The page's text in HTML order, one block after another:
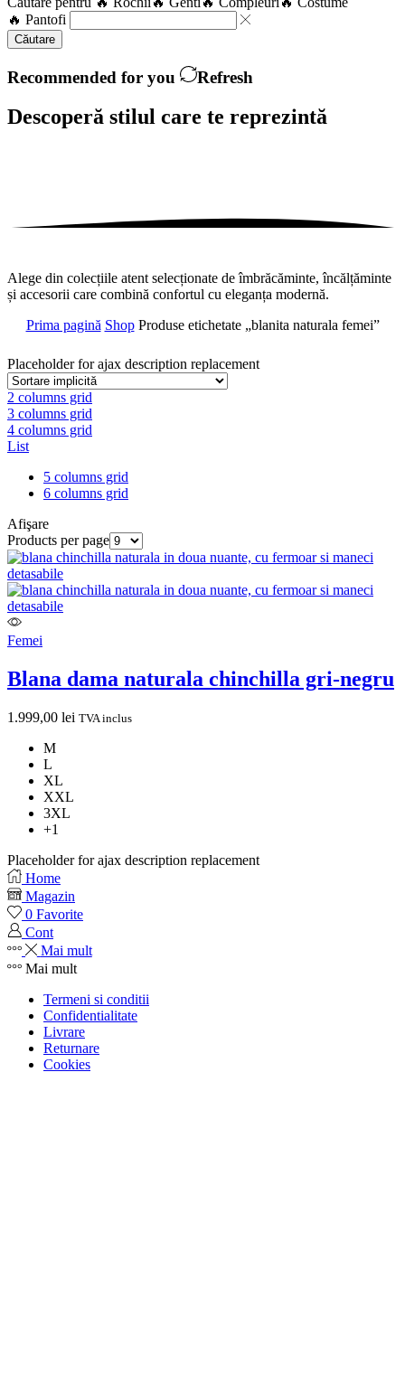
🔥 Pantofi
Căutare
Recommended for you Refresh
Descoperă stilul care te reprezintă
Alege din colecțiile atent selecționate de îmbrăcăminte, încălțăminte
și accesorii care combină confortul cu eleganța modernă.
Prima pagină Shop Produse etichetate „blanita naturala femei”
Placeholder for ajax description replacement
2 columns grid
3 columns grid
4 columns grid
List
5 columns grid
6 columns grid
Afişare
Products per page
Femei
Blana dama naturala chinchilla gri-negru
1.999,00 lei TVA inclus
M
L
XL
XXL
3XL
+1
Placeholder for ajax description replacement
Home
Magazin
0 Favorite
Cont
Mai mult
Mai mult
Termeni si conditii
Confidentialitate
Livrare
Returnare
Cookies